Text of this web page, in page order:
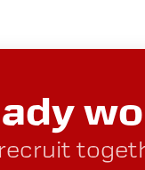
recruit